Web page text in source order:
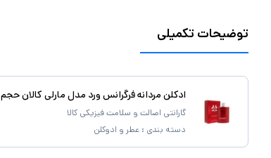
توضیحات تکمیلی
ادکلن مردانه فرگرانس ورد مدل مارلی کالان حجم 100 میل
گارانتی اصالت و سلامت فیزیکی کالا
دسته بندی : عطر و ادوکلن